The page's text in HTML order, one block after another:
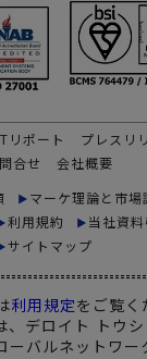
リポート プレスリ
合せ
会社概要
マーケ理論と市場
利用規約
当社資
サイトマップ
利用規定をご覧く
デロイト トウ
ーバルネットワ